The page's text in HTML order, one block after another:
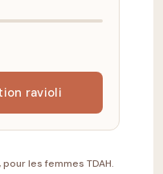
ravioli
, pour les femmes TDAH.